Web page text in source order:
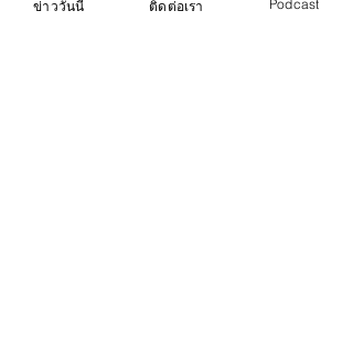
ข่าววันนี้ ติดต่อเรา Podcast